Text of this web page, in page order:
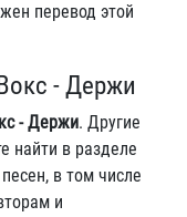
перевод этой
- Держи
- Держи. Другие
найти в разделе
в том числе
и